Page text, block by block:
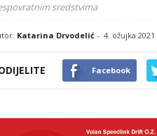
sredstvima
Katarina Drvodelić- 4. ožujka 2021
Facebook